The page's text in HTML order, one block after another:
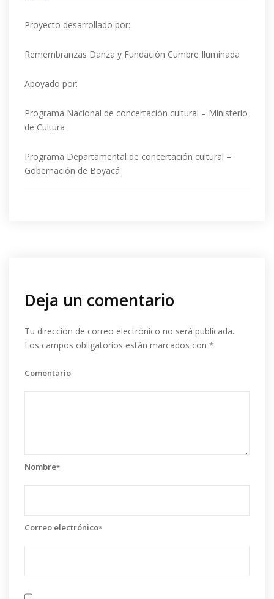
Proyecto desarrollado por:
Remembranzas Danza y Fundación Cumbre Iluminada
Apoyado por:
Programa Nacional de concertación cultural – Ministerio
de Cultura
Programa Departamental de concertación cultural –
Gobernación de Boyacá
Deja un comentario
Tu dirección de correo electrónico no será publicada.
Los campos obligatorios están marcados con *
Comentario
Nombre*
Correo electrónico*